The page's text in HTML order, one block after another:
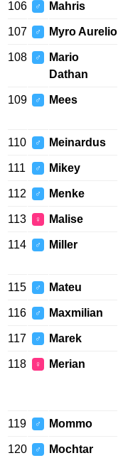
106 ♂ Mahris
107 ♂ Myro Aurelio
108 ♂
Mario
Dathan
109 ♂ Mees
110 ♂ Meinardus
111 ♂ Mikey
112 ♂ Menke
113 ♀ Malise
114 ♂ Miller
115 ♂ Mateu
116 ♂ Maxmilian
117 ♂ Marek
118 ♀ Merian
119 ♂ Mommo
120 ♂ Mochtar